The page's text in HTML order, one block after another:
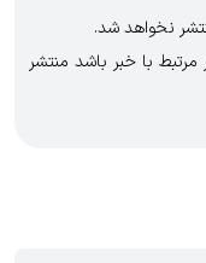
نخواهد شد.
مرتبط با خبر باشد منتشر
با محتوای نظرات وجود
نمی‌یابند بنابراین